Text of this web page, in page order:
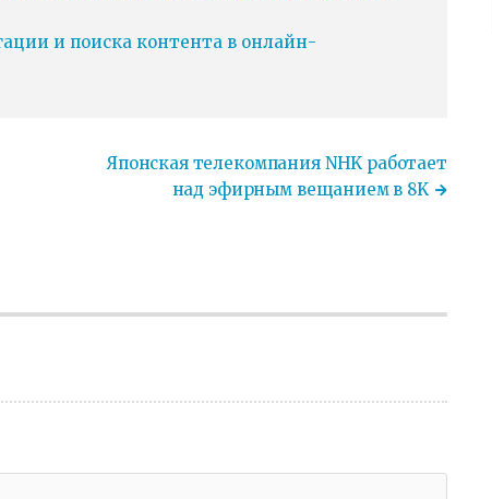
и поиска контента в онлайн-
Японская телекомпания NHK работает
над эфирным вещанием в 8K